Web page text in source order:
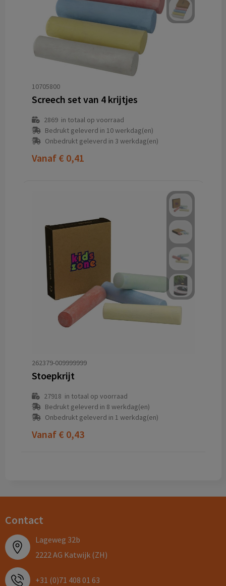
10705800
Screech set van 4 krijtjes
2869in totaal op voorraad
Bedrukt geleverd in 10 werkdag(en)
Onbedrukt geleverd in 3 werkdag(en)
Vanaf € 0,41
262379-009999999
Stoepkrijt
27918 in totaal op voorraad
Bedrukt geleverd in 8 werkdag(en)
Onbedrukt geleverd in 1 werkdag(en)
Vanaf € 0,43
Contact
Lageweg 32b
2222 AG Katwijk (ZH)
+31 (0)71 408 01 63